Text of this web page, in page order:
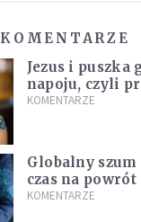
KOMENTARZE
Jezus i puszka
napoju, czyli
techniczny
KOMENTARZE
Globalny
czas na
prawdy
KOMENTARZE